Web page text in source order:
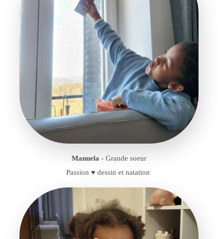
Manuela - Grande soeur
Passion ♥️ dessin et natation